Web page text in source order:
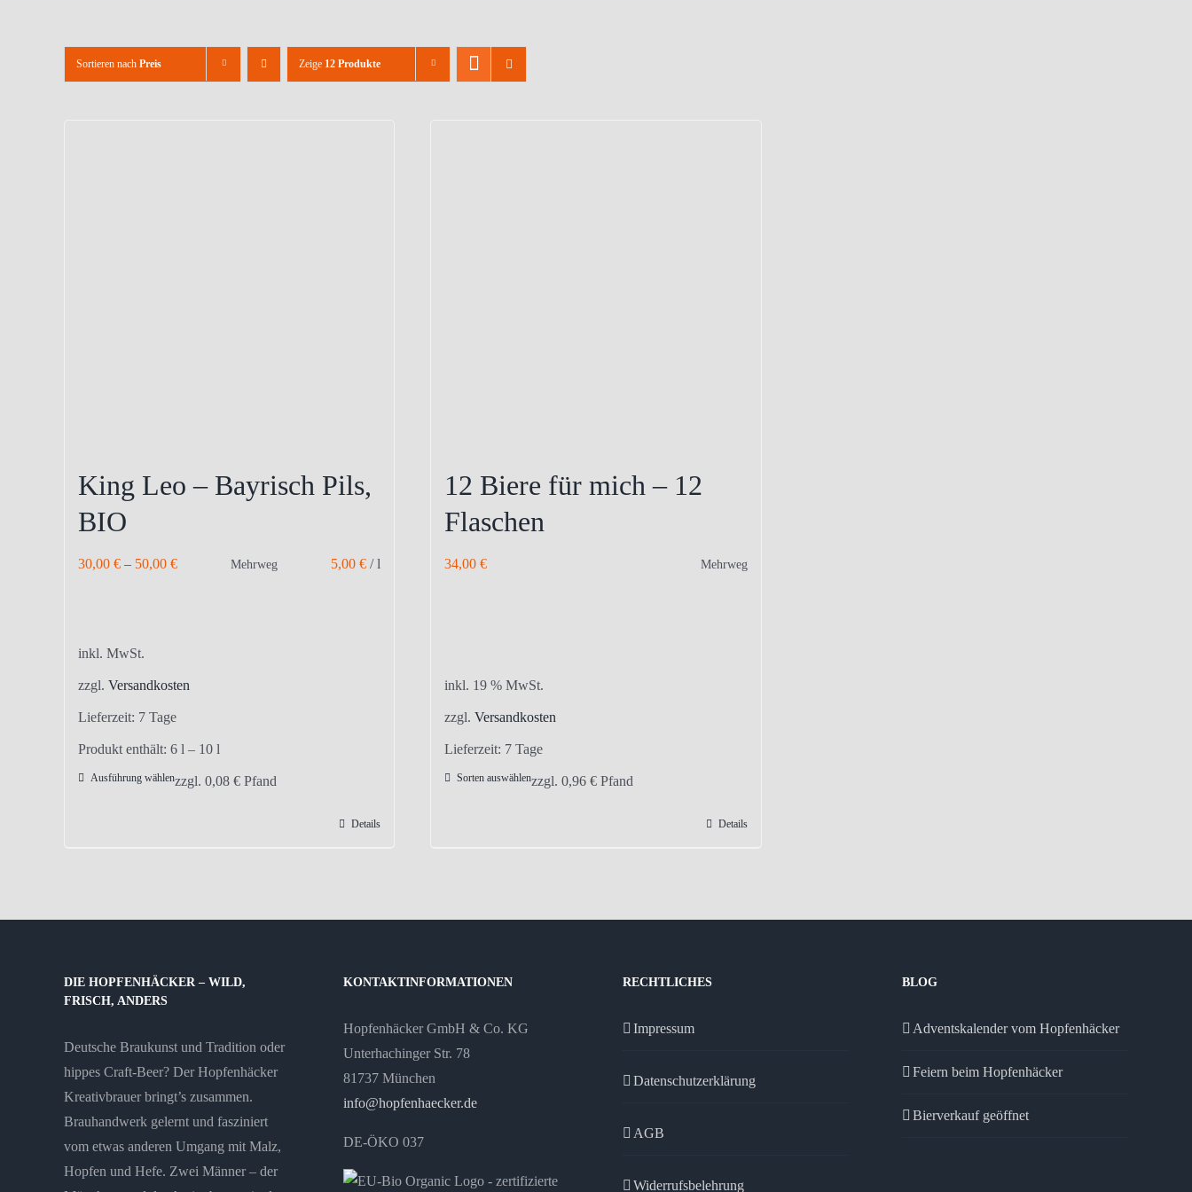
Sortieren nach Preis Zeige 12 Produkte
King Leo – Bayrisch Pils,
BIO
30,00 € – 50,00 € Mehrweg 5,00€ /l
inkl. MwSt.
zzgl. Versandkosten
Lieferzeit: 7 Tage
Produkt enthält: 6 l – 10 l
Ausführung wählenDieses
können
Produktseite
gewählt
werden
zzgl. 0,08 € Pfand
Details
12 Biere für mich – 12
Flaschen
34,00€ Mehrweg
inkl. 19 % MwSt.
zzgl.Versandkosten
Lieferzeit: 7 Tage
Sorten auswählenzzgl.0,96€ Pfand
Details
DIE HOPFENHÄCKER – WILD,
FRISCH, ANDERS
Deutsche Braukunst und Tradition oder
hippes Craft-Beer? Der Hopfenhäcker
Kreativbrauer bringt’s zusammen.
Brauhandwerk gelernt und fasziniert
vom etwas anderen Umgang mit Malz,
Hopfen und Hefe. Zwei Männer – der
KONTAKTINFORMATIONEN
Hopfenhäcker GmbH & Co. KG
Unterhachinger Str. 78
81737 München
info@hopfenhaecker.de
DE-ÖKO 037
RECHTLICHES
Impressum
Datenschutzerklärung
AGB
Widerrufsbelehrung
BLOG
Adventskalender vom Hopfenhäcker
Feiern beim Hopfenhäcker
Bierverkauf geöffnet